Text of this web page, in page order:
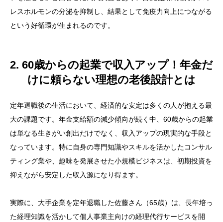
レスホルモンの分泌を抑制し、結果として免疫力向上につながる
という好循環が生まれるのです。
2. 60歳からの起業で収入アップ！年金だ
けに頼らない理想の老後設計とは
定年退職後の生活において、経済的な安定は多くの人が抱える最
大の課題です。年金支給額の減少傾向が続く中、60歳からの起業
は単なる生きがい創出だけでなく、収入アップの現実的な手段と
なっています。特に自身の専門知識やスキルを活かしたコンサル
ティング業や、趣味を発展させた小規模ビジネスは、初期投資を
抑えながら安定した収入源になり得ます。
実際に、大手企業を定年退職した佐藤さん（65歳）は、長年培っ
た経理知識を活かして個人事業主向けの経理代行サービスを開